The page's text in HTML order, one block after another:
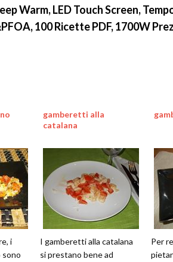
Warm, LED Touch Screen,
100 Ricette PDF, 1700W
i
sono
gamberetti alla
catalana
I gamberetti alla catalana
si prestano bene ad
Per